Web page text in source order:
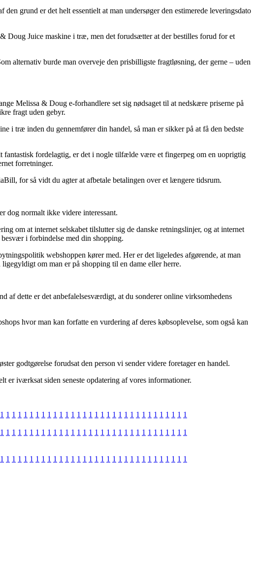
grund er det helt essentielt at man undersøger den estimerede leveringsdato
Doug Juice maskine i træ, men det forudsætter at der bestilles forud for et
alternativ burde man overveje den prisbilligste fragtløsning, der gerne – uden
Melissa & Doug e-forhandlere set sig nødsaget til at nedskære priserne på
fragt uden gebyr.
i træ inden du gennemfører din handel, så man er sikker på at få den bedste
fordelagtig, er det i nogle tilfælde være et fingerpeg om en uoprigtig
forretninger.
for så vidt du agter at afbetale betalingen over et længere tidsrum.
dog normalt ikke videre interessant.
om at internet selskabet tilslutter sig de danske retningslinjer, og at internet
i forbindelse med din shopping.
webshoppen kører med. Her er det ligeledes afgørende, at man
om man er på shopping til en dame eller herre.
af dette er det anbefalelsesværdigt, at du sonderer online virksomhedens
hvor man kan forfatte en vurdering af deres købsoplevelse, som også kan
godtgørelse forudsat den person vi sender videre foretager en handel.
er iværksat siden seneste opdatering af vores informationer.
1 1 1 1 1 1 1 1 1 1 1 1 1 1 1 1 1 1 1 1 1 1 1 1 1 1 1 1 1 1 1 1
1 1 1 1 1 1 1 1 1 1 1 1 1 1 1 1 1 1 1 1 1 1 1 1 1 1 1 1 1 1 1 1
1 1 1 1 1 1 1 1 1 1 1 1 1 1 1 1 1 1 1 1 1 1 1 1 1 1 1 1 1 1 1 1